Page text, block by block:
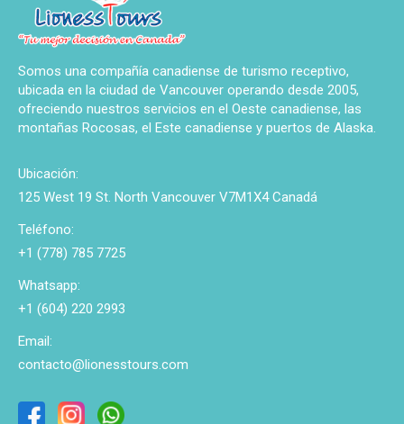
Somos una compañía canadiense de turismo receptivo,
ubicada en la ciudad de Vancouver operando desde 2005,
ofreciendo nuestros servicios en el Oeste canadiense, las
montañas Rocosas, el Este canadiense y puertos de Alaska.
Ubicación:
125 West 19 St. North Vancouver V7M1X4 Canadá
Teléfono:
+1 (778) 785 7725
Whatsapp:
+1 (604) 220 2993
Email:
contacto@lionesstours.com